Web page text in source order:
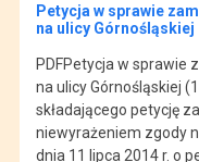
Petycja w sprawie
na ulicy Górnośląskiej
PDFPetycja w sprawie
na ulicy Górnośląskiej
składającego petycję
niewyrażeniem zgody
dnia 11 lipca 2014 r. o